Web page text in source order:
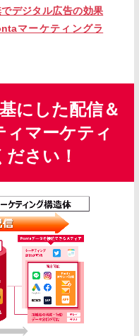
デジタル広告の効果
マーケティングラ
にした配信＆
マーケティ
さい！